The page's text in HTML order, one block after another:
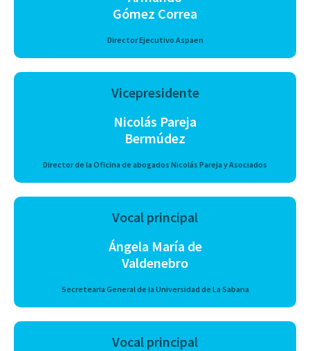
Gómez Correa
Director Ejecutivo Aspaen
Vicepresidente
Nicolás Pareja
Bermúdez
Director de la Oficina de abogados Nicolás Pareja y Asociados
Vocal principal
Ángela María de
Valdenebro
Secretearia General de la Universidad de La Sabana
Vocal principal